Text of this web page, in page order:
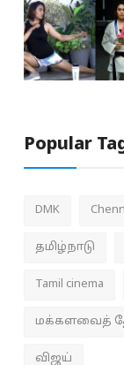
Popular
DMK
தமிழ்நாடு
Tamil cinema
மக்களவைத்
விஜய்